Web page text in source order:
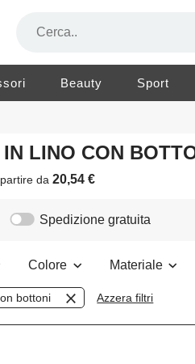
Beauty Sport
IN LINO CON
da20,54 €
Spedizione gratuita
Colore Materiale
bottoni Azzera filtri